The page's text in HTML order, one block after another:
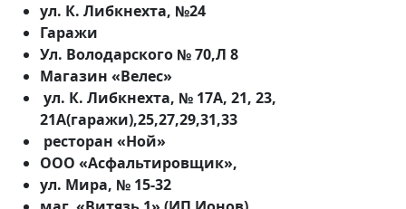
ул. К. Либкнехта, №24
Гаражи
Ул. Володарского № 70,Л 8
Магазин «Велес»
ул. К. Либкнехта, № 17А, 21, 23,
21А(гаражи),25,27,29,31,33
ресторан «Ной»
ООО «Асфальтировщик»,
ул. Мира, № 15-32